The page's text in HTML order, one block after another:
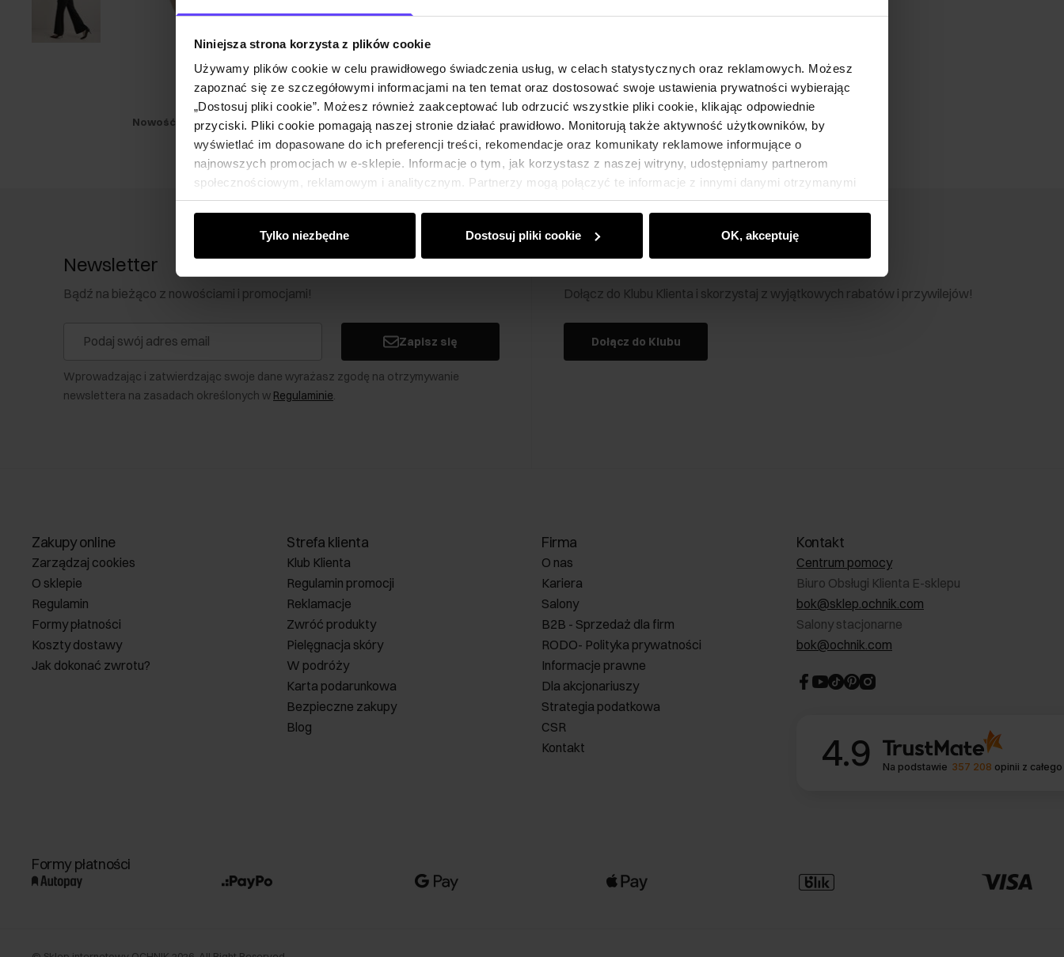
Niniejsza strona korzysta z plików cookie
Używamy plików cookie w celu prawidłowego świadczenia usług, w celach statystycznych oraz reklamowych. Możesz
zapoznać się ze szczegółowymi informacjami na ten temat oraz dostosować swoje ustawienia prywatności wybierając
„Dostosuj pliki cookie”. Możesz również zaakceptować lub odrzucić wszystkie pliki cookie, klikając odpowiednie
przyciski. Pliki cookie pomagają naszej stronie działać prawidłowo. Monitorują także aktywność użytkowników, by
wyświetlać im dopasowane do ich preferencji treści, rekomendacje oraz komunikaty reklamowe informujące o
najnowszych promocjach w e-sklepie. Informacje o tym, jak korzystasz z naszej witryny, udostępniamy partnerom
społecznościowym, reklamowym i analitycznym. Partnerzy mogą połączyć te informacje z innymi danymi otrzymanymi
od Ciebie lub uzyskanymi podczas korzystania z ich usług.
Tylko niezbędne Dostosuj pliki cookie OK, akceptuję
Nowość NEW20
Newsletter
Bądź na bieżąco z nowościami i promocjami!
Zapisz się
Wprowadzając i zatwierdzając swoje dane wyrażasz zgodę na otrzymywanie
newslettera na zasadach określonych w Regulaminie.
Klub Klienta Ochnik
Dołącz do Klubu Klienta i skorzystaj z wyjątkowych rabatów i przywilejów!
Dołącz do Klubu
Zakupy online
Zarządzaj cookies
O sklepie
Regulamin
Formy płatności
Koszty dostawy
Jak dokonać zwrotu?
Strefa klienta
Klub Klienta
Regulamin promocji
Reklamacje
Zwróć produkty
Pielęgnacja skóry
W podróży
Karta podarunkowa
Bezpieczne zakupy
Blog
Firma
O nas
Kariera
Salony
B2B - Sprzedaż dla firm
RODO- Polityka prywatności
Informacje prawne
Dla akcjonariuszy
Strategia podatkowa
CSR
Kontakt
Kontakt
Centrum pomocy
Biuro Obsługi Klienta E-sklepu
bok@sklep.ochnik.com
Salony stacjonarne
bok@ochnik.com
4.9 Na podstawie 357 208 opinii z
Formy płatności